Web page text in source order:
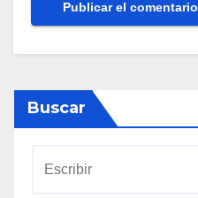
Buscar